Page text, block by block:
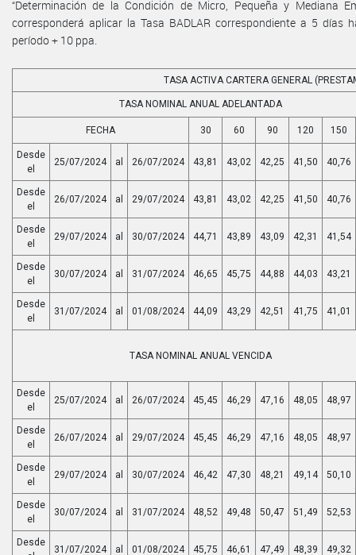
“Determinación de la Condición de Micro, Pequeña y Mediana
corresponderá aplicar la Tasa BADLAR correspondiente a 5 días
período + 10 ppa.
TASA ACTIVA CARTERA GENERAL
TASA NOMINAL ANUAL ADELANTADA
FECHA 30 60 90 120 150
Desde
el
25/07/2024 al 26/07/2024 43,81 43,02 42,25 41,50 40,76
Desde
el
26/07/2024 al 29/07/2024 43,81 43,02 42,25 41,50 40,76
Desde
el
29/07/2024 al 30/07/2024 44,71 43,89 43,09 42,31 41,54
Desde
el
30/07/2024 al 31/07/2024 46,65 45,75 44,88 44,03 43,21
Desde
el
31/07/2024 al 01/08/2024 44,09 43,29 42,51 41,75 41,01
TASA NOMINAL ANUAL VENCIDA
Desde
el
25/07/2024 al 26/07/2024 45,45 46,29 47,16 48,05 48,97
Desde
el
26/07/2024 al 29/07/2024 45,45 46,29 47,16 48,05 48,97
Desde
el
29/07/2024 al 30/07/2024 46,42 47,30 48,21 49,14 50,10
Desde
el
30/07/2024 al 31/07/2024 48,52 49,48 50,47 51,49 52,53
Desde
31/07/2024 al 01/08/2024 45,75 46,61 47,49 48,39 49,32